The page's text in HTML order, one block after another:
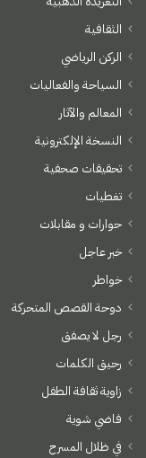
الثقافية
الركن الرياضي
السياحة والفعاليات
المعالم والآثار
النسخة الإلكترونية
تحقيقات صحفية
تغطيات
حوارات و مقابلات
خبر عاجل
خواطر
دوحة القصص المتحركة
رجل لا يصفق
رحيق الكلمات
زاوية ثقافة الطفل
فاضي شوية
في ظلال المسرح